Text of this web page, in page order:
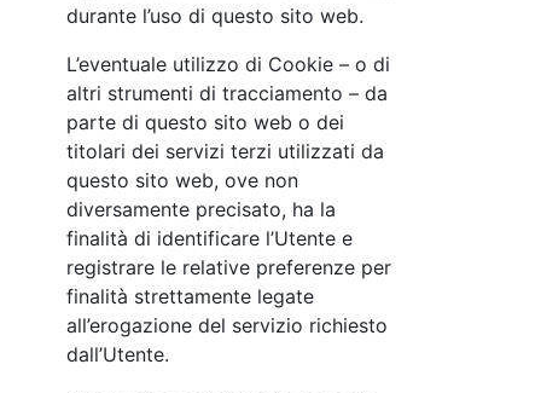
durante l’uso di questo sito web.
L’eventuale utilizzo di Cookie – o di
altri strumenti di tracciamento – da
parte di questo sito web o dei
titolari dei servizi terzi utilizzati da
questo sito web, ove non
diversamente precisato, ha la
finalità di identificare l’Utente e
registrare le relative preferenze per
finalità strettamente legate
all’erogazione del servizio richiesto
dall’Utente.